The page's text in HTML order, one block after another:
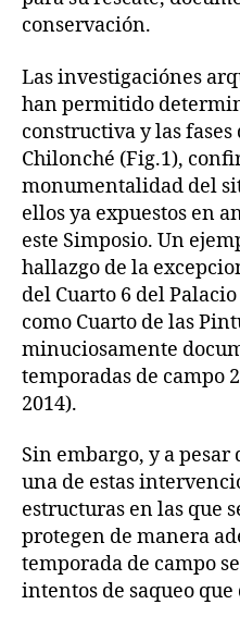
conservación.
Las investigaciónes
han permitido
constructiva y las fases
Chilonché (Fig.1),
monumentalidad del
ellos ya expuestos en
este Simposio. Un
hallazgo de la
del Cuarto 6 del
como Cuarto de las
minuciosamente
temporadas de campo
2014).
Sin embargo, y a
una de estas
estructuras en las que
protegen de manera
temporada de campo
intentos de saqueo